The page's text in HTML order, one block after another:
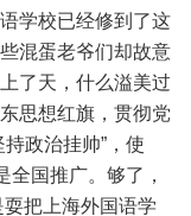
学校已经修到了这
混蛋老爷们却故意
了天，什么溢美过
思想红旗，贯彻党
政治挂帅”，使
全国推广。够了，
把上海外国语学